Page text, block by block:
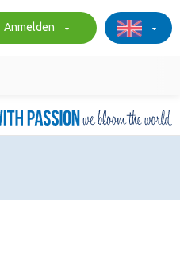
Anmelden